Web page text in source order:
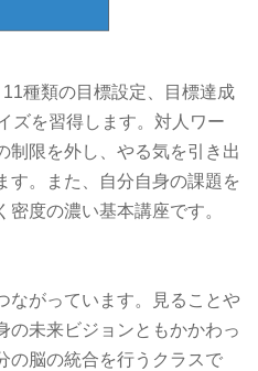
種類の目標設定、目標達成
ズを習得します。対人ワー
制限を外し、やる気を引き出
す。また、自分自身の課題を
度の濃い基本講座です。
ながっています。見ることや
の未来ビジョンともかかわっ
の脳の統合を行うクラスで